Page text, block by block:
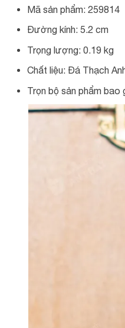
Mã sản phẩm: 259814
Đường kính: 5.2 cm
Trọng lượng: 0.19 kg
Chất liệu: Đá Thạch
Trọn bộ sản phẩm